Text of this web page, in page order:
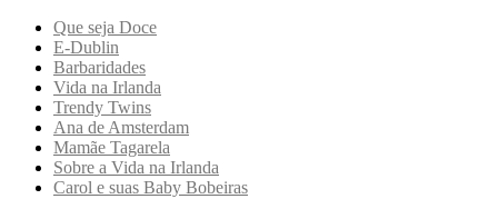
Que seja Doce
E-Dublin
Barbaridades
Vida na Irlanda
Trendy Twins
Ana de Amsterdam
Mamãe Tagarela
Sobre a Vida na Irlanda
Carol e suas Baby Bobeiras